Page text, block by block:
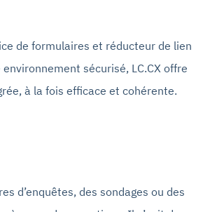
de formulaires et réducteur de lien
environnement sécurisé, LC.CX offre
à la fois efficace et cohérente.
d’enquêtes, des sondages ou des